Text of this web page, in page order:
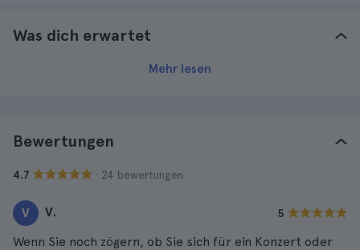
Was dich erwartet
Mehr lesen
Bewertungen
4.7 · 24 bewertungen
V V. 5
Wenn Sie noch zögern, ob Sie sich für ein Konzert oder